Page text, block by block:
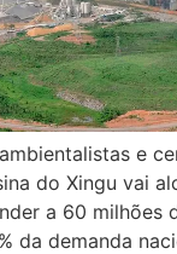
e
do Xingu vai
a 60 milhões
da demanda